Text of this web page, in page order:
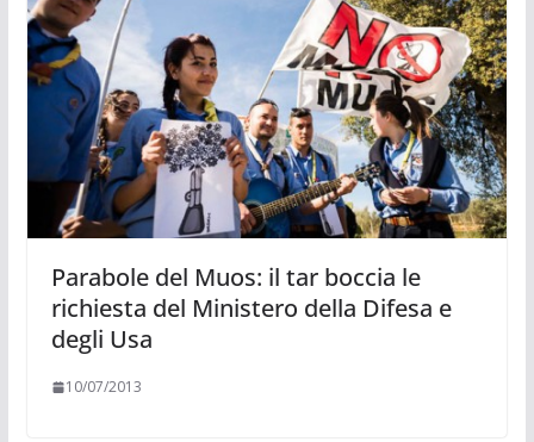
Parabole del Muos: il tar boccia le
richiesta del Ministero della Difesa e
degli Usa
10/07/2013